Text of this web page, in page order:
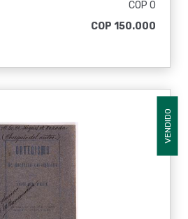
COP 0
COP 150.000
VENDIDO